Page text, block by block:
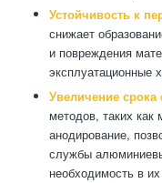
Устойчивость к
снижает
и повреждения
эксплуатационные
Увеличение
методов, таких как
анодирование,
службы
необходимость в